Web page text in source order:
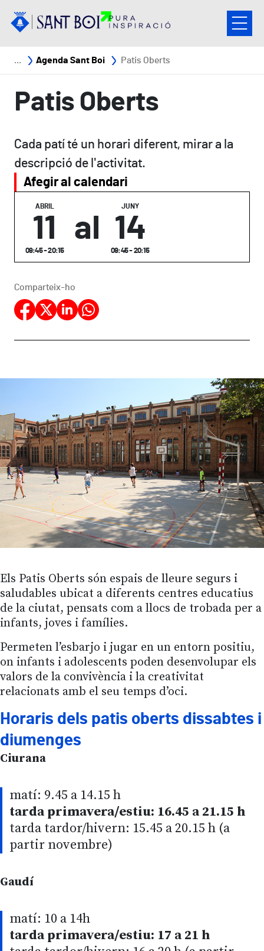
Fil d'ariadna
Agenda Sant Boi Patis Oberts
Patis Oberts
ABRIL
11
09:45 - 20:15
al
JUNY
14
09:45 - 20:15
Cada patí té un horari diferent, mirar a la
descripció de l'activitat.
Afegir al calendari
Comparteix-ho
Els Patis Oberts són espais de lleure segurs i
saludables ubicat a diferents centres educatius
de la ciutat, pensats com a llocs de trobada per a
infants, joves i famílies.
Permeten l’esbarjo i jugar en un entorn positiu,
on infants i adolescents poden desenvolupar els
valors de la convivència i la creativitat
relacionats amb el seu temps d’oci.
Horaris dels patis oberts dissabtes i
diumenges
Ciurana
matí: 9.45 a 14.15 h
tarda primavera/estiu: 16.45 a 21.15 h
tarda tardor/hivern: 15.45 a 20.15 h (a
partir novembre)
Gaudí
matí: 10 a 14h
tarda primavera/estiu: 17 a 21 h